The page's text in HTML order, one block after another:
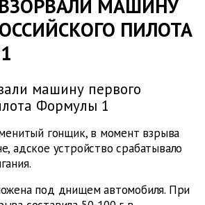
МАШИНУ
ПИЛОТА
машину первого
Формулы 1
гонщик, в момент взрыва
адское устройство срабатывало
под днищем автомобиля. При